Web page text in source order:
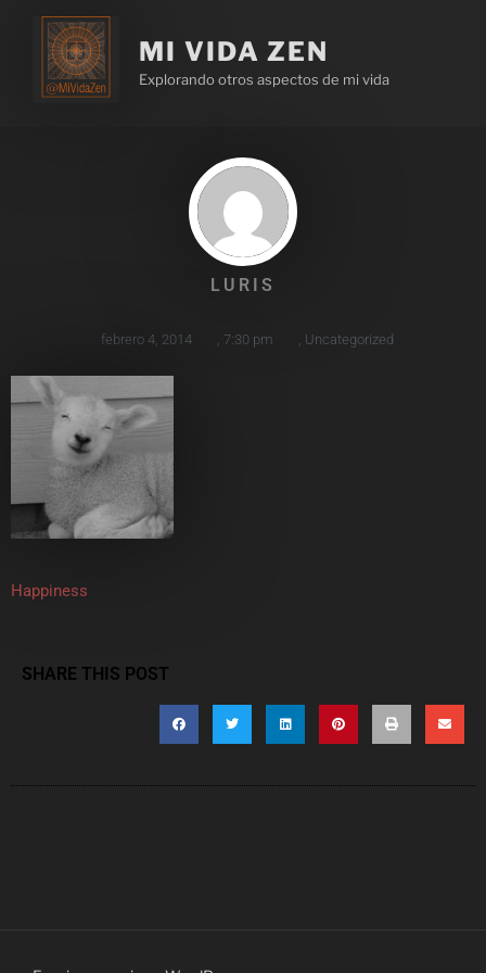
MI VIDA ZEN
Explorando otros aspectos de mi vida
LURIS
febrero 4, 2014 7:30 pm Uncategorized
Happiness
SHARE THIS POST